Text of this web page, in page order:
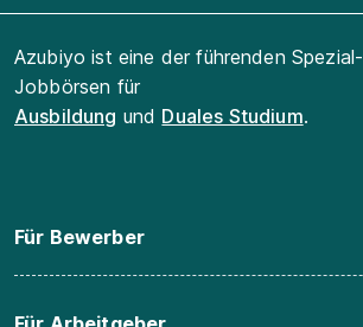
Azubiyo ist eine der führenden Spezial-
Jobbörsen für
Ausbildung und Duales Studium.
Für Bewerber